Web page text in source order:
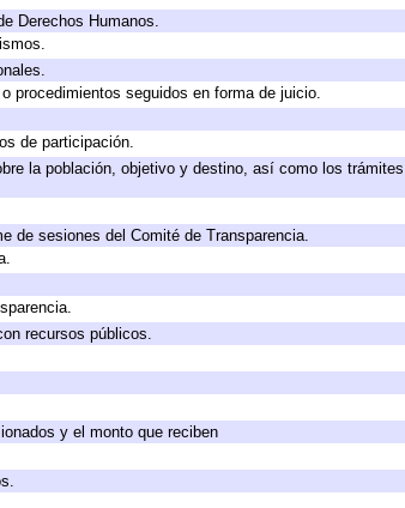
Derechos Humanos.
procedimientos seguidos en forma de juicio.
de participación.
la población, objetivo y destino, así como los
de sesiones del Comité de Transparencia.
recursos públicos.
y el monto que reciben